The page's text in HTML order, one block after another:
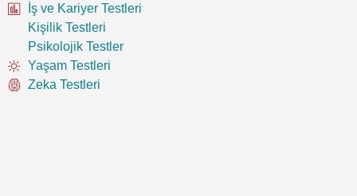
İş ve Kariyer Testleri
Kişilik Testleri
Psikolojik Testler
Yaşam Testleri
Zeka Testleri